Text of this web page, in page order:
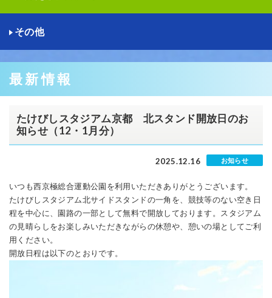
その他
最新情報
たけびしスタジアム京都 北スタンド開放日のお
知らせ（12・1月分）
2025.12.16 お知らせ
いつも西京極総合運動公園を利用いただきありがとうございます。
たけびしスタジアム北サイドスタンドの一角を、競技等のない空き日
程を中心に、園路の一部として無料で開放しております。スタジアム
の見晴らしをお楽しみいただきながらの休憩や、憩いの場としてご利
用ください。
開放日程は以下のとおりです。